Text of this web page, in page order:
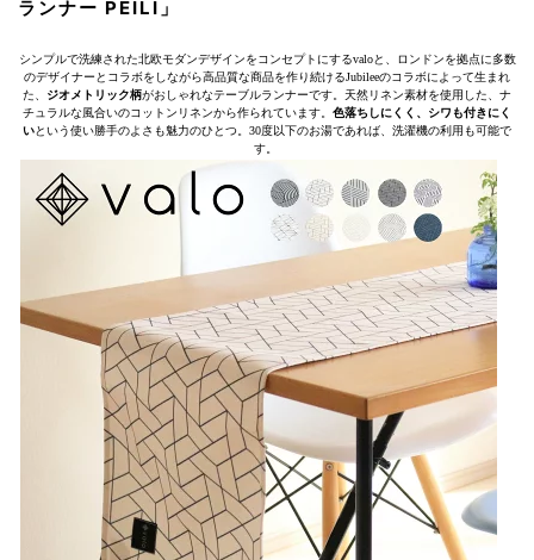
ランナー PEILI」
シンプルで洗練された北欧モダンデザインをコンセプトにするvaloと、ロンドンを拠点に多数
のデザイナーとコラボをしながら高品質な商品を作り続けるJubileeのコラボによって生まれ
た、 ジオメトリック柄がおしゃれなテーブルランナーです。天然リネン素材を使用した、ナ
チュラルな風合いのコットンリネンから作られています。 色落ちしにくく、シワも付きにく
いという使い勝手のよさも魅力のひとつ。30度以下のお湯であれば、洗濯機の利用も可能で
す。